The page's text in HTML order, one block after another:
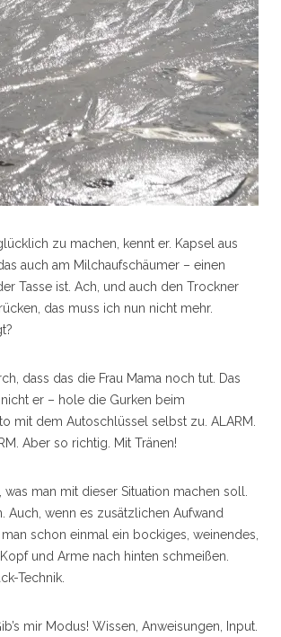
zu machen, kennt er. Kapsel aus
auch am Milchaufschäumer – einen
Tasse ist. Ach, und auch den Trockner
das muss ich nun nicht mehr.
dass das die Frau Mama noch tut. Das
er – hole die Gurken beim
mit dem Autoschlüssel selbst zu. ALARM.
Aber so richtig. Mit Tränen!
man mit dieser Situation machen soll.
Auch, wenn es zusätzlichen Aufwand
schon einmal ein bockiges, weinendes,
und Arme nach hinten schmeißen.
Technik.
mir Modus! Wissen, Anweisungen, Input.